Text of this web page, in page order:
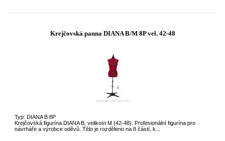
Krejčovská panna DIANA B/M 8P vel. 42-48
Typ: DIANA B 8P
Krejčovská figurína DIANA B, velikost M (42-48). Profesionální figurína pro
návrháře a výrobce oděvů. Tělo je rozděleno na 8 částí, k...